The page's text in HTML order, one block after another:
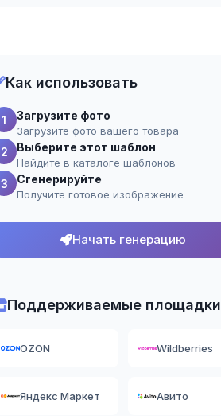
Как использовать
1 Загрузите фото
Загрузите фото вашего товара
2 Выберите этот шаблон
Найдите в каталоге шаблонов
3 Сгенерируйте
Получите готовое изображение
Начать генерацию
Поддерживаемые площадки
OZON Wildberries
Яндекс Маркет Авито